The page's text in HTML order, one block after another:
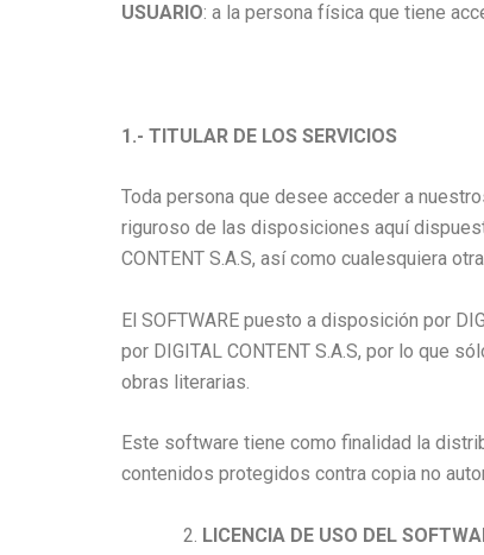
USUARIO: a la persona física que tiene
1.- TITULAR DE LOS SERVICIOS
Toda persona que desee acceder a
riguroso de las disposiciones aquí
CONTENT S.A.S, así como cualesquiera
El SOFTWARE puesto a disposición por
por DIGITAL CONTENT S.A.S, por lo que
obras literarias.
Este software tiene como finalidad la
contenidos protegidos contra copia no
LICENCIA DE USO DEL